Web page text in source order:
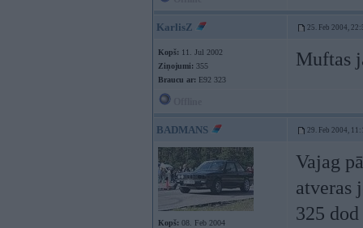
KarlisZ 25. Feb 2004,
Kopš: 11. Jul 2002
Ziņojumi: 355
Braucu ar: E92 323
Muftas
BADMANS 29. Feb 2004,
Kopš: 08. Feb 2004
Vajag
atveras
325